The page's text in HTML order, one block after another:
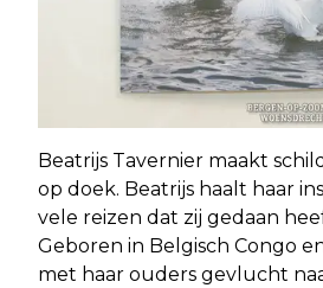
Beatrijs Tavernier maakt
op doek. Beatrijs haalt haar
vele reizen dat zij gedaan
Geboren in Belgisch Congo
met haar ouders gevlucht